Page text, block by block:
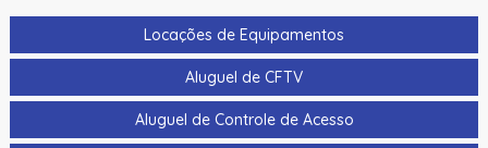
Locações de Equipamentos
Aluguel de CFTV
Aluguel de Controle de Acesso